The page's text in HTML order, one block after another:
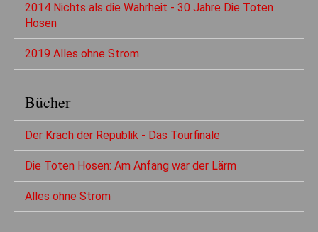
2014 Nichts als die Wahrheit - 30 Jahre Die Toten
Hosen
2019 Alles ohne Strom
Bücher
Der Krach der Republik - Das Tourfinale
Die Toten Hosen: Am Anfang war der Lärm
Alles ohne Strom